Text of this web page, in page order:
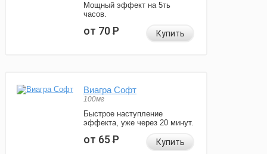
Мощный эффект на 5ть
часов.
от 70Р Купить
Виагра Софт
100мг
Быстрое наступление
эффекта, уже через 20 минут.
от 65Р Купить